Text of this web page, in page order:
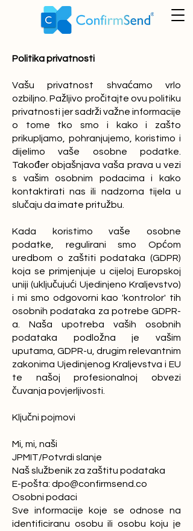
Politika privatnosti
Vašu privatnost shvaćamo vrlo
ozbiljno. Pažljivo pročitajte ovu politiku
privatnosti jer sadrži važne informacije
o tome tko smo i kako i zašto
prikupljamo, pohranjujemo, koristimo i
dijelimo vaše osobne podatke.
Također objašnjava vaša prava u vezi
s vašim osobnim podacima i kako
kontaktirati nas ili nadzorna tijela u
slučaju da imate pritužbu.
Kada koristimo vaše osobne
podatke, regulirani smo Općom
uredbom o zaštiti podataka (GDPR)
koja se primjenjuje u cijeloj Europskoj
uniji (uključujući Ujedinjeno Kraljevstvo)
i mi smo odgovorni kao 'kontrolor' tih
osobnih podataka za potrebe GDPR-
a. Naša upotreba vaših osobnih
podataka podložna je vašim
uputama, GDPR-u, drugim relevantnim
zakonima Ujedinjenog Kraljevstva i EU
te našoj profesionalnoj obvezi
čuvanja povjerljivosti.
Ključni pojmovi
Mi, mi, naši
JPMIT/Potvrdi slanje
Naš službenik za zaštitu podataka
E-pošta: dpo@confirmsend.co
Osobni podaci
Sve informacije koje se odnose na
identificiranu osobu ili osobu koju je